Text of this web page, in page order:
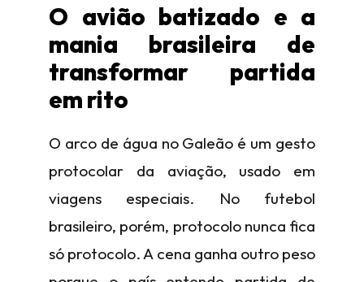
O avião batizado e a
mania brasileira de
transformar partida
em rito
O arco de água no Galeão é um gesto
protocolar da aviação, usado em
viagens especiais. No futebol
brasileiro, porém, protocolo nunca fica
só protocolo. A cena ganha outro peso